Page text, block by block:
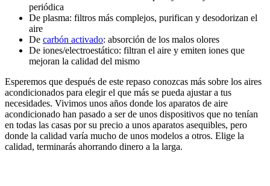
periódica
De plasma: filtros más complejos, purifican y desodorizan el
aire
De carbón activado: absorción de los malos olores
De iones/electroestático: filtran el aire y emiten iones que
mejoran la calidad del mismo
Esperemos que después de este repaso conozcas más sobre los aires
acondicionados para elegir el que más se pueda ajustar a tus
necesidades. Vivimos unos años donde los aparatos de aire
acondicionado han pasado a ser de unos dispositivos que no tenían
en todas las casas por su precio a unos aparatos asequibles, pero
donde la calidad varía mucho de unos modelos a otros. Elige la
calidad, terminarás ahorrando dinero a la larga.